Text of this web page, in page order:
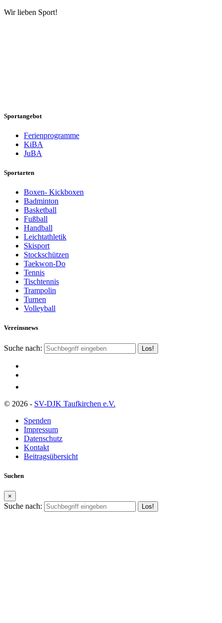
Wir lieben Sport!
Sportangebot
Ferienprogramme
KiBA
JuBA
Sportarten
Boxen- Kickboxen
Badminton
Basketball
Fußball
Handball
Leichtathletik
Skisport
Stockschützen
Taekwon-Do
Tennis
Tischtennis
Trampolin
Turnen
Volleyball
Vereinsnews
Suche nach:
© 2026 - SV-DJK Taufkirchen e.V.
Spenden
Impressum
Datenschutz
Kontakt
Beitragsübersicht
Suchen
×
Suche nach: